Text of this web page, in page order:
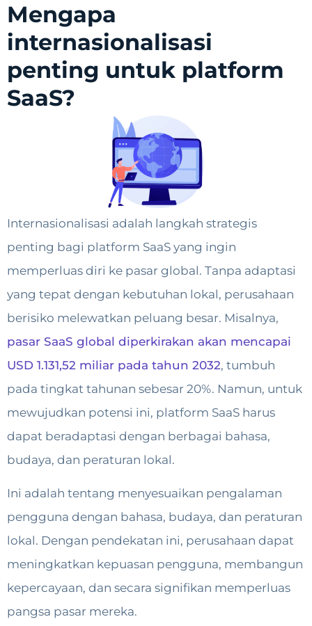
Mengapa
internasionalisasi
penting untuk platform
SaaS?
Internasionalisasi adalah langkah strategis
penting bagi platform SaaS yang ingin
memperluas diri ke pasar global. Tanpa adaptasi
yang tepat dengan kebutuhan lokal, perusahaan
berisiko melewatkan peluang besar. Misalnya,
pasar SaaS global diperkirakan akan mencapai
USD 1.131,52 miliar pada tahun 2032, tumbuh
pada tingkat tahunan sebesar 20%. Namun, untuk
mewujudkan potensi ini, platform SaaS harus
dapat beradaptasi dengan berbagai bahasa,
budaya, dan peraturan lokal.
Ini adalah tentang menyesuaikan pengalaman
pengguna dengan bahasa, budaya, dan peraturan
lokal. Dengan pendekatan ini, perusahaan dapat
meningkatkan kepuasan pengguna, membangun
kepercayaan, dan secara signifikan memperluas
pangsa pasar mereka.